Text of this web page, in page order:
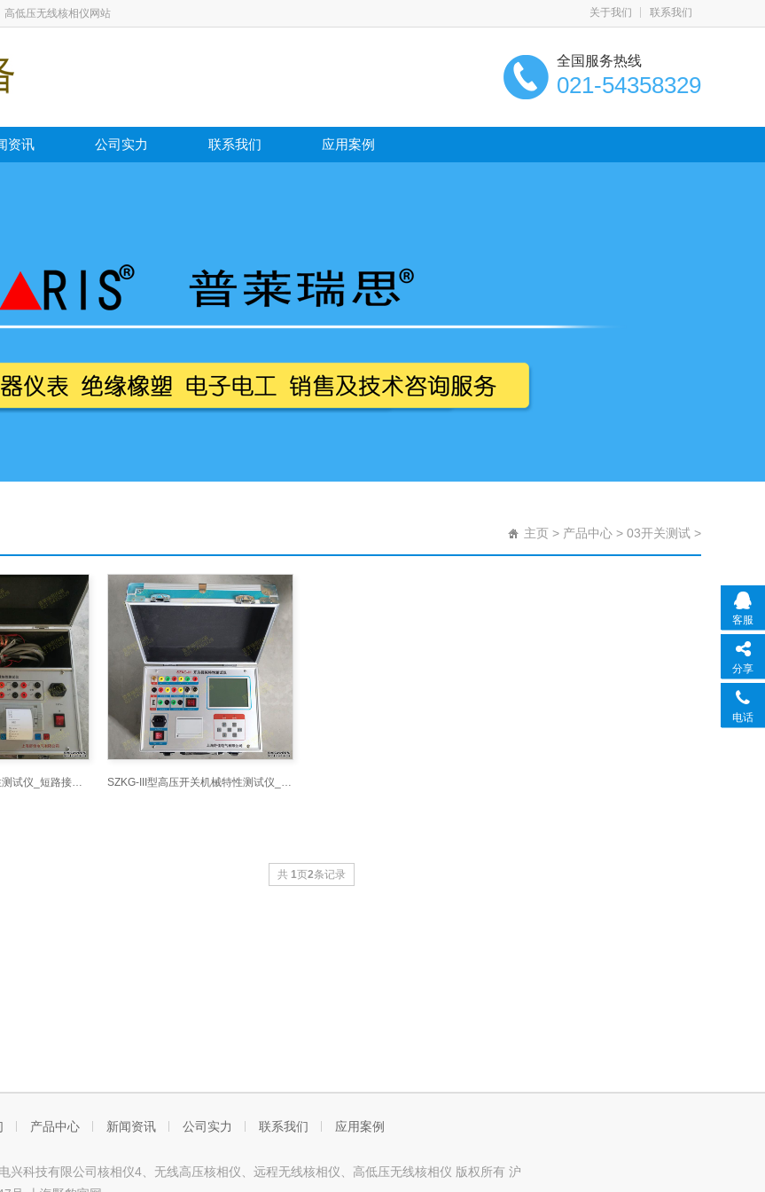
高低压无线核相仪网站 关于我们 联系我们
全国服务热线
021-54358329
资讯 公司实力 联系我们 应用案例
主页 > 产品中心 > 03开关测试 >
GKC-G开关机械特性测试仪_短路接地线网 -www.ye-b SZKG-III型高压开关机械特性测试仪_短路接地线网
共 1页2条记录
产品中心 新闻资讯 公司实力 联系我们 应用案例
兴科技有限公司核相仪4、无线高压核相仪、远程无线核相仪、高低压无线核相仪 版权所有 沪
客服
分享
电话